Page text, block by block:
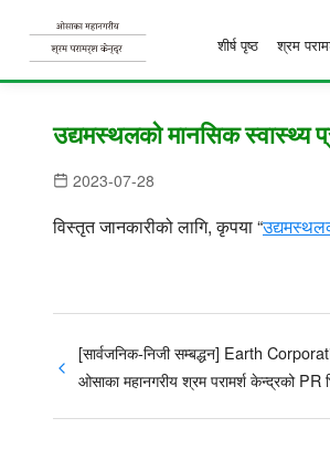
शीर्ष पृष्ठ श्रम
उद्यमस्थलको मानसिक स्वास्थ्य
2023-07-28
विस्तृत जानकारीको लागि, कृपया “
[सार्वजनिक-निजी सम्बद्धन] Earth
ओसाका महानगरीय श्रम परामर्श केन्द्रको PR